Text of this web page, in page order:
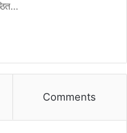
Comments